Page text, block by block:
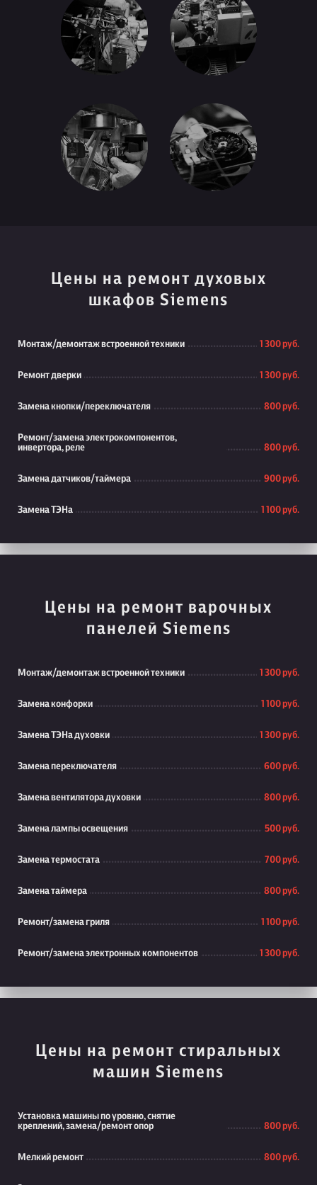
Цены на ремонт духовых
шкафов Siemens
Монтаж/демонтаж встроенной техники 1 300 руб.
Ремонт дверки 1 300 руб.
Замена кнопки/переключателя 800 руб.
Ремонт/замена электрокомпонентов,
инвертора, реле
800 руб.
Замена датчиков/таймера 900 руб.
Замена ТЭНа 1 100 руб.
Цены на ремонт варочных
панелей Siemens
Монтаж/демонтаж встроенной техники 1 300 руб.
Замена конфорки 1 100 руб.
Замена ТЭНа духовки 1 300 руб.
Замена переключателя 600 руб.
Замена вентилятора духовки 800 руб.
Замена лампы освещения 500 руб.
Замена термостата 700 руб.
Замена таймера 800 руб.
Ремонт/замена гриля 1 100 руб.
Ремонт/замена электронных компонентов 1 300 руб.
Цены на ремонт стиральных
машин Siemens
Установка машины по уровню, снятие
креплений, замена/ремонт опор
800 руб.
Мелкий ремонт 800 руб.